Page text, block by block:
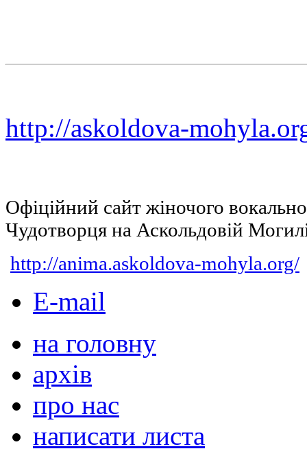
http://askoldova-
Офіційний сайт жіночого
Чудотворця на Аскольдовій
http://anima.askoldova-mohyla.org/
E-mail
на головну
архів
про нас
написати листа